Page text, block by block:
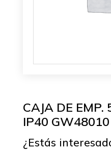
CAJA DE
IP40
¿Estás